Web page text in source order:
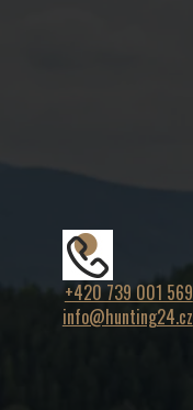
+420 739 001 569
info@hunting24.cz